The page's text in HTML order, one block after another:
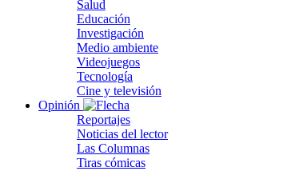
Salud
Educación
Investigación
Medio ambiente
Videojuegos
Tecnología
Cine y televisión
Opinión
Reportajes
Noticias del lector
Las Columnas
Tiras cómicas